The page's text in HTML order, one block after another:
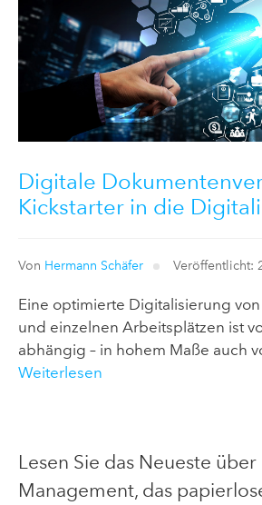
Digitale
Kickstarter in die
Von Hermann Schäfer Veröffentlicht:
Eine optimierte Digitalisierung
und einzelnen Arbeitsplätzen ist
abhängig – in hohem Maße auch
Weiterlesen
Lesen Sie das Neueste
Management, das